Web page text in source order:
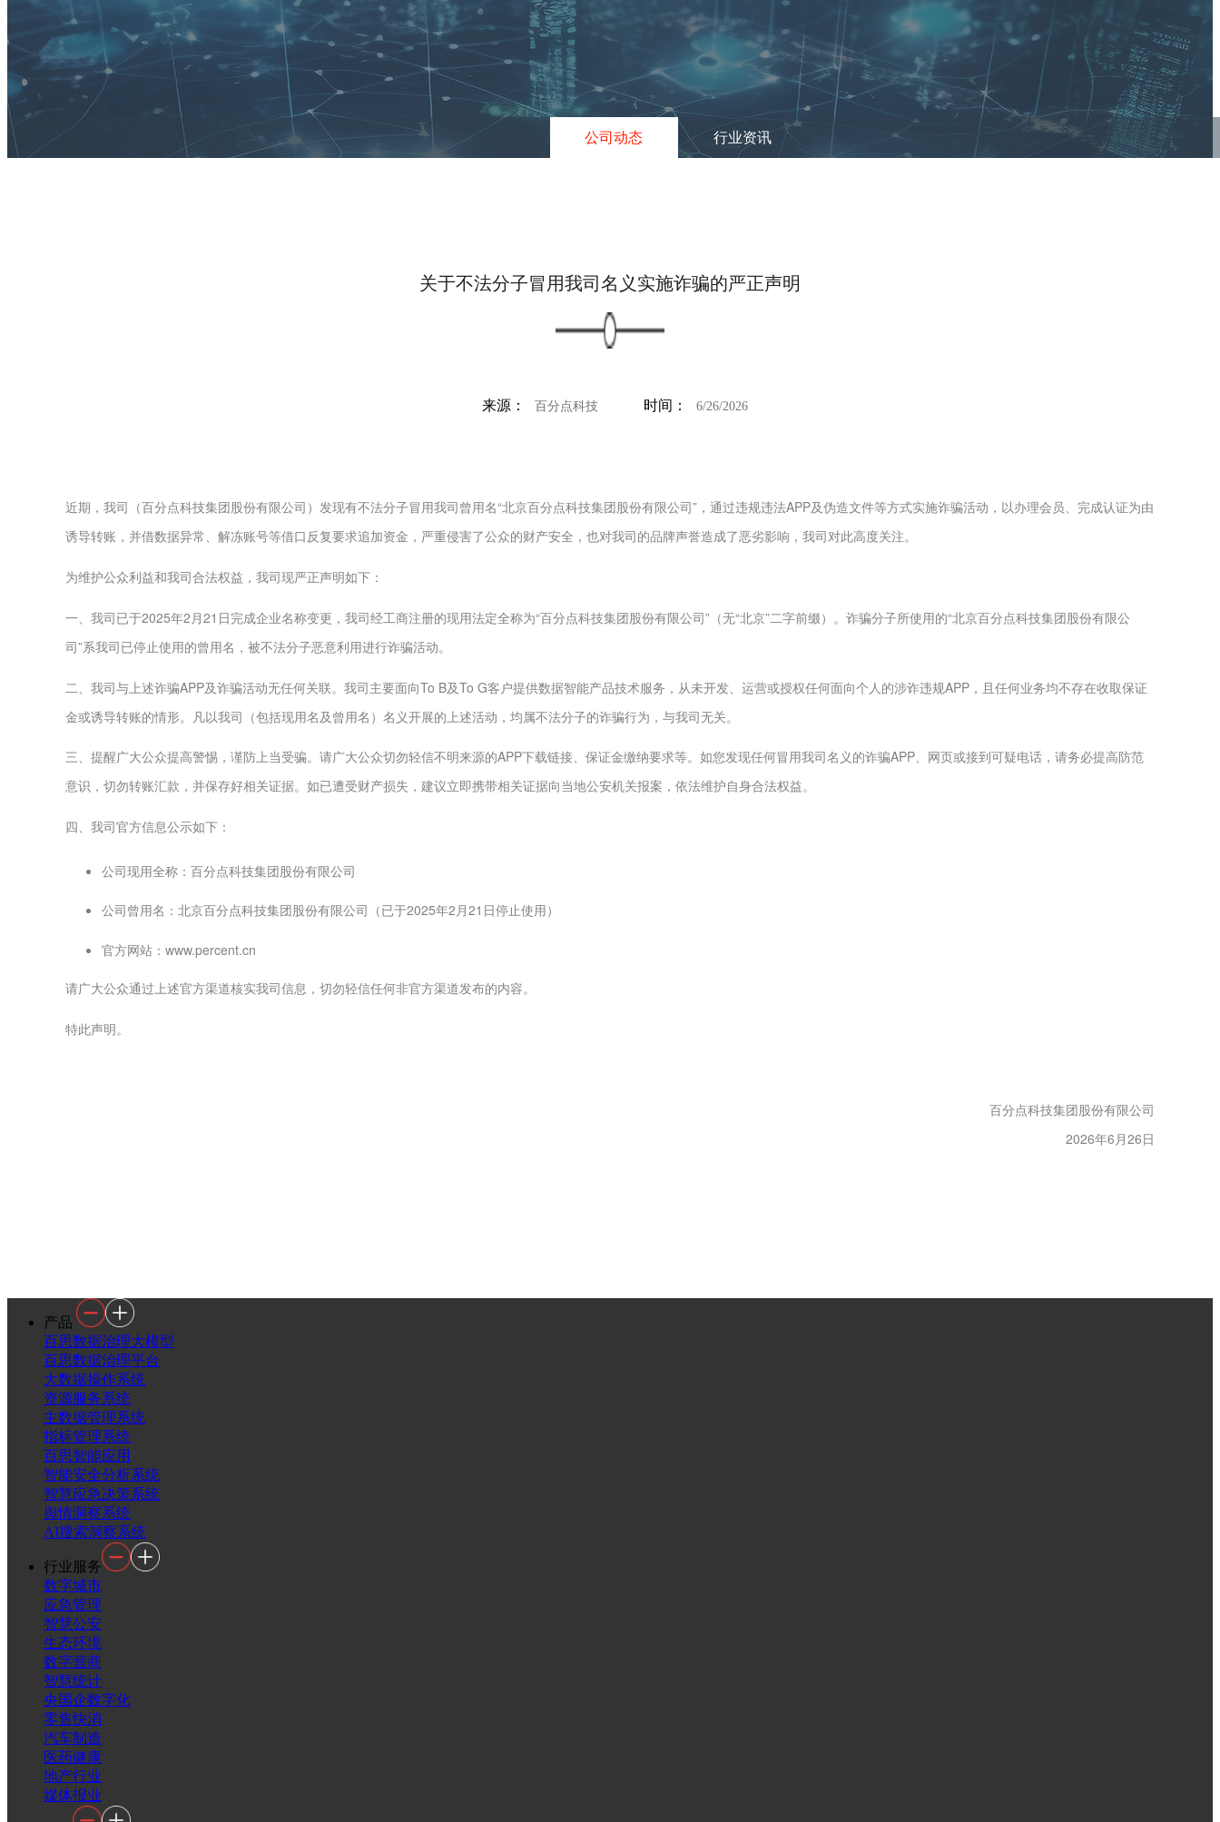
公司动态 行业资讯
关于不法分子冒用我司名义实施诈骗的严正声明
来源： 百分点科技 时间： 6/26/2026
近期，我司（百分点科技集团股份有限公司）发现有不法分子冒用我司曾用名“北京百分点科技集团股份有限公司”，通过违规违法APP及伪造文件等方式实施诈骗活动，以办理会员、完成认证为由
诱导转账，并借数据异常、解冻账号等借口反复要求追加资金，严重侵害了公众的财产安全，也对我司的品牌声誉造成了恶劣影响，我司对此高度关注。
为维护公众利益和我司合法权益，我司现严正声明如下：
一、我司已于2025年2月21日完成企业名称变更，我司经工商注册的现用法定全称为“百分点科技集团股份有限公司”（无“北京”二字前缀）。诈骗分子所使用的“北京百分点科技集团股份有限公
司”系我司已停止使用的曾用名，被不法分子恶意利用进行诈骗活动。
二、我司与上述诈骗APP及诈骗活动无任何关联。我司主要面向To B及To G客户提供数据智能产品技术服务，从未开发、运营或授权任何面向个人的涉诈违规APP，且任何业务均不存在收取保证
金或诱导转账的情形。凡以我司（包括现用名及曾用名）名义开展的上述活动， 均属不法分子的诈骗行为，与我司无关。
三、提醒广大公众提高警惕，谨防上当受骗。请广大公众切勿轻信不明来源的APP下载链接、保证金缴纳要求等。如您发现任何冒用我司名义的诈骗APP、网页或接到可疑电话，请务必提高防范
意识，切勿转账汇款，并保存好相关证据。如已遭受财产损失，建议立即携带相关证据向当地公安机关报案，依法维护自身合法权益。
四、我司官方信息公示如下：
公司现用全称：百分点科技集团股份有限公司
公司曾用名：北京百分点科技集团股份有限公司（已于2025年2月21日停止使用）
官方网站：www.percent.cn
请广大公众通过上述官方渠道核实我司信息，切勿轻信任何非官方渠道发布的内容。
特此声明。
百分点科技集团股份有限公司
2026年6月26日
产品
百思数据治理大模型
百思数据治理平台
大数据操作系统
资源服务系统
主数据管理系统
指标管理系统
百思智能应用
智能安全分析系统
智慧应急决策系统
舆情洞察系统
AI搜索洞察系统
行业服务
数字城市
应急管理
智慧公安
生态环境
数字营商
智慧统计
央国企数字化
零售快消
汽车制造
医药健康
地产行业
媒体报业